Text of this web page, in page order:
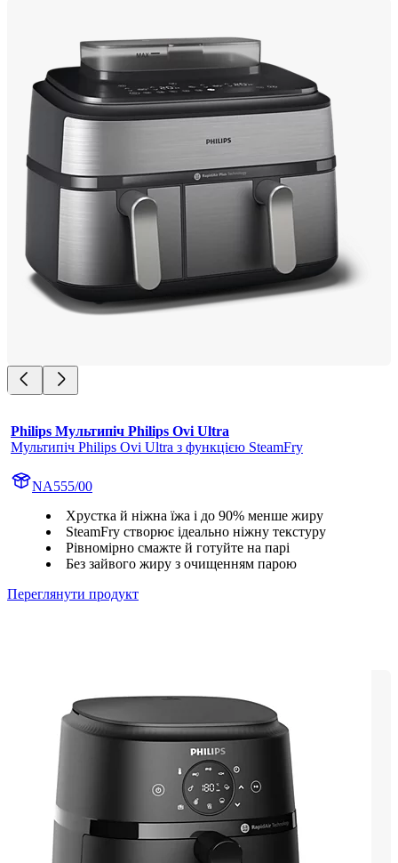
Philips Мультипіч Philips Ovi Ultra
Мультипіч Philips Ovi Ultra з функцією SteamFry
NA555/00
Хрустка й ніжна їжа і до 90% менше жиру
SteamFry створює ідеально ніжну текстуру
Рівномірно смажте й готуйте на парі
Без зайвого жиру з очищенням парою
Переглянути продукт